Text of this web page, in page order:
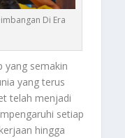
Di Era
yang semakin
yang terus
telah menjadi
setiap
hingga